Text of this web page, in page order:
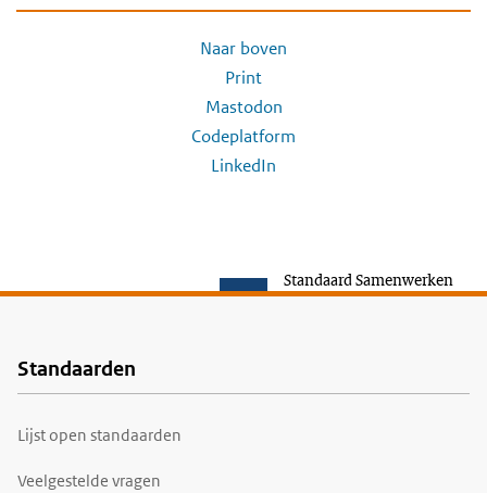
Naar boven
Print
Mastodon
Codeplatform
LinkedIn
Standaard Samenwerken
Voet
Standaarden
Lijst open standaarden
Veelgestelde vragen